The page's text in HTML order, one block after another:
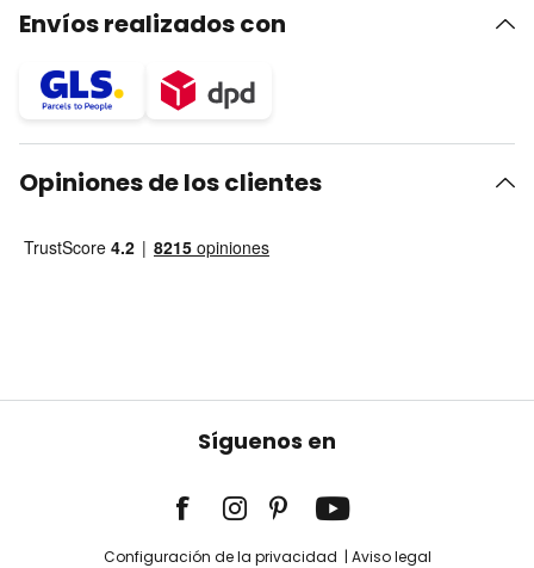
Envíos realizados con
Opiniones de los clientes
Síguenos en
Configuración de la privacidad Aviso legal